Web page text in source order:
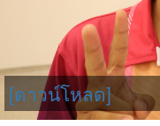
[ดาวน์โหลด]